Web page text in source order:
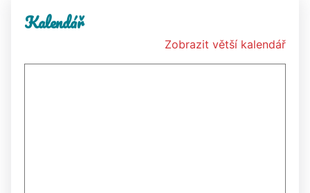
Kalendář
Zobrazit větší kalendář